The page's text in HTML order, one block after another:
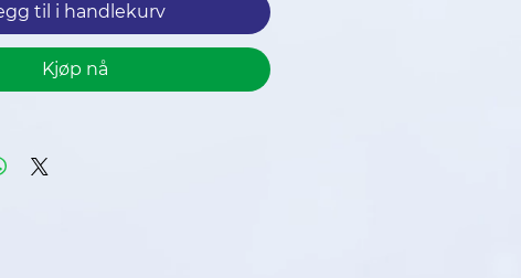
til i handlekurv
Kjøp nå